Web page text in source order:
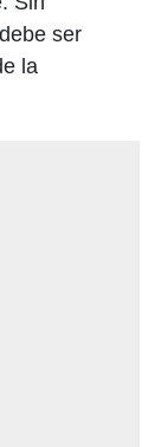
ser
la